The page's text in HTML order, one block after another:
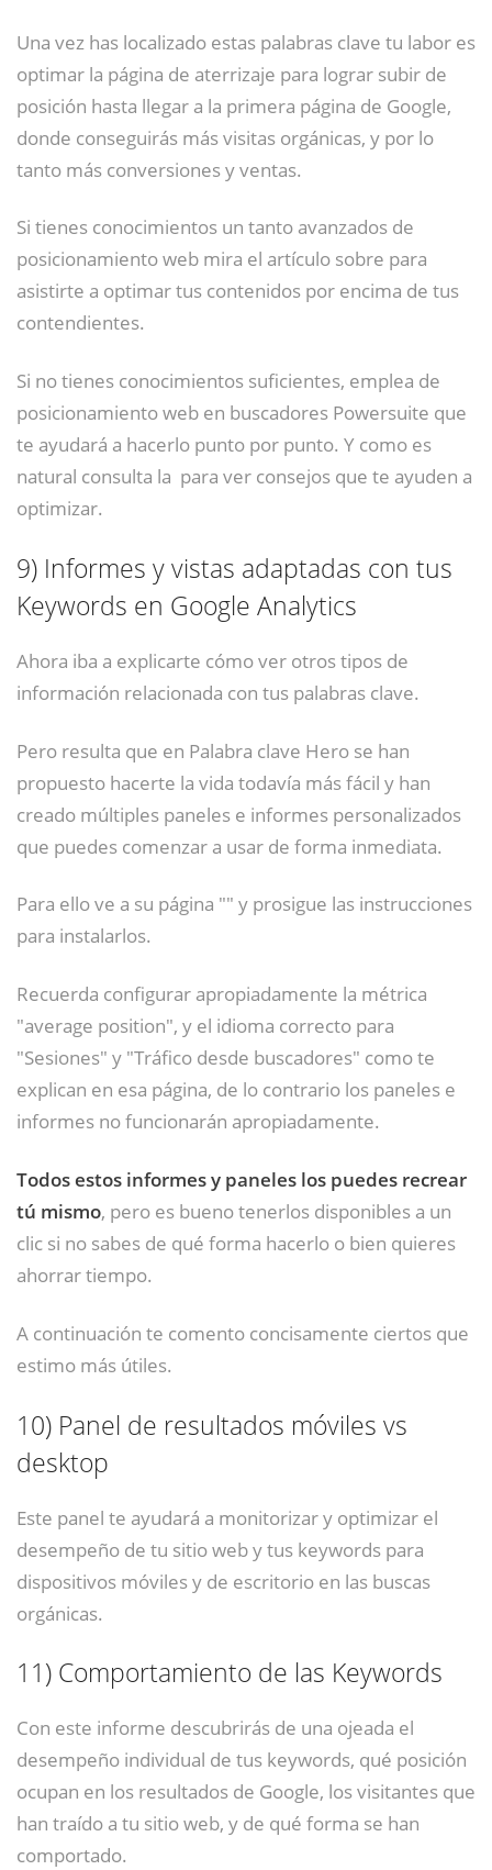
Una vez has localizado estas palabras clave tu labor es
optimar la página de aterrizaje para lograr subir de
posición hasta llegar a la primera página de Google,
donde conseguirás más visitas orgánicas, y por lo
tanto más conversiones y ventas.
Si tienes conocimientos un tanto avanzados de
posicionamiento web mira el artículo sobre para
asistirte a optimar tus contenidos por encima de tus
contendientes.
Si no tienes conocimientos suficientes, emplea de
posicionamiento web en buscadores Powersuite que
te ayudará a hacerlo punto por punto. Y como es
natural consulta la para ver consejos que te ayuden a
optimizar.
9) Informes y vistas adaptadas con tus
Keywords en Google Analytics
Ahora iba a explicarte cómo ver otros tipos de
información relacionada con tus palabras clave.
Pero resulta que en Palabra clave Hero se han
propuesto hacerte la vida todavía más fácil y han
creado múltiples paneles e informes personalizados
que puedes comenzar a usar de forma inmediata.
Para ello ve a su página "" y prosigue las instrucciones
para instalarlos.
Recuerda configurar apropiadamente la métrica
"average position", y el idioma correcto para
"Sesiones" y "Tráfico desde buscadores" como te
explican en esa página, de lo contrario los paneles e
informes no funcionarán apropiadamente.
Todos estos informes y paneles los puedes recrear
tú mismo, pero es bueno tenerlos disponibles a un
clic si no sabes de qué forma hacerlo o bien quieres
ahorrar tiempo.
A continuación te comento concisamente ciertos que
estimo más útiles.
10) Panel de resultados móviles vs
desktop
Este panel te ayudará a monitorizar y optimizar el
desempeño de tu sitio web y tus keywords para
dispositivos móviles y de escritorio en las buscas
orgánicas.
11) Comportamiento de las Keywords
Con este informe descubrirás de una ojeada el
desempeño individual de tus keywords, qué posición
ocupan en los resultados de Google, los visitantes que
han traído a tu sitio web, y de qué forma se han
comportado.